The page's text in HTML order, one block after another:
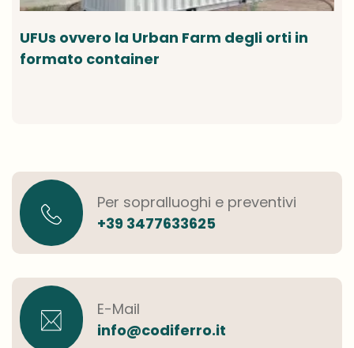
UFUs ovvero la Urban Farm degli orti in
formato container
Per sopralluoghi e preventivi
+39 3477633625
E-Mail
info@codiferro.it